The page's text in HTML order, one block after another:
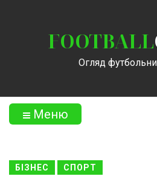
FOOTBALL
Огляд
Меню
БІЗНЕС СПОРТ